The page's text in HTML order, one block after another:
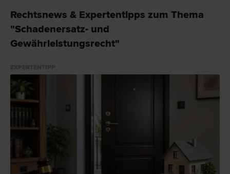
Rechtsnews & Expertentipps zum Thema
"Schadenersatz- und
Gewährleistungsrecht"